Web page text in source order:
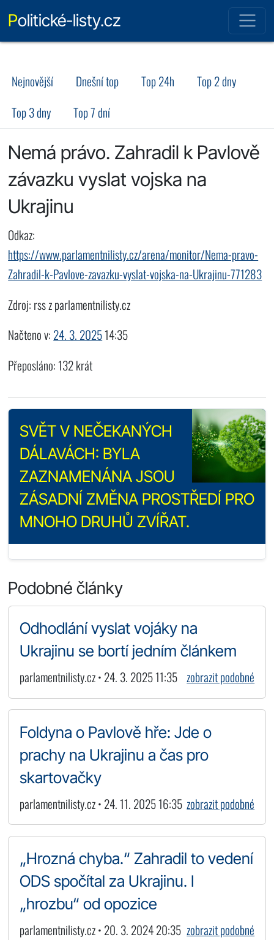
Politické-listy.cz
Nejnovější Dnešní top Top 24h
Top 2 dny
Top 3 dny
Top 7 dní
Nemá právo. Zahradil k Pavlově
závazku vyslat vojska na
Ukrajinu
Odkaz:
https://www.parlamentnilisty.cz/arena/monitor/Nema-pravo-
Zahradil-k-Pavlove-zavazku-vyslat-vojska-na-Ukrajinu-771283
Zdroj: rss z parlamentnilisty.cz
Načteno v: 24. 3. 202514:35
Přeposláno: 132 krát
SVĚT V NEČEKANÝCH
DÁLAVÁCH: BYLA
ZAZNAMENÁNA JSOU
ZÁSADNÍ ZMĚNA PROSTŘEDÍ PRO
MNOHO DRUHŮ ZVÍŘAT.
Podobné články
Odhodlání vyslat vojáky na
Ukrajinu se bortí jedním článkem
parlamentnilisty.cz • 24. 3. 2025 11:35 zobrazit podobné
Foldyna o Pavlově hře: Jde o
prachy na Ukrajinu a čas pro
skartovačky
parlamentnilisty.cz • 24. 11. 2025 16:35 zobrazit podobné
„Hrozná chyba.“ Zahradil to vedení
ODS spočítal za Ukrajinu. I
„hrozbu“ od opozice
parlamentnilisty.cz • 20. 3. 2024 20:35 zobrazit podobné